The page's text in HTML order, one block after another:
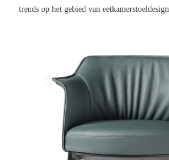
trends op het gebied van eetkamerstoeldesign.